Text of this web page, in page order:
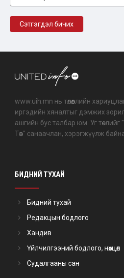
www.uih.mn нь төлөөллийн
иргэдийн хяналтыг дэмжих
ашгийн бус талбар юм. Уг
Төв" санаачлан, хэрэгжүүлж
БИДНИЙ ТУХАЙ
Бидний тухай
Редакцын бодлого
Хандив
Үйлчилгээний бодлого, нөхцөл
Судалгааны сан